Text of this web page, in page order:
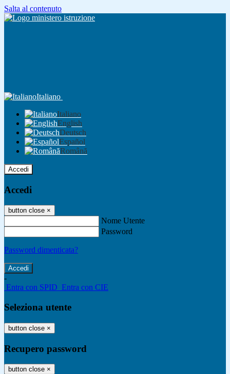
Salta al contenuto
Italiano
Italiano
English
Deutsch
Español
Română
Accedi
Accedi
button close ×
Nome Utente
Password
Password dimenticata?
-
Entra con SPID Entra con CIE
Seleziona utente
button close ×
Recupero password
button close ×